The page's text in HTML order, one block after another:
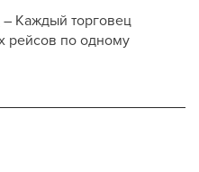
– Каждый торговец
рейсов по одному